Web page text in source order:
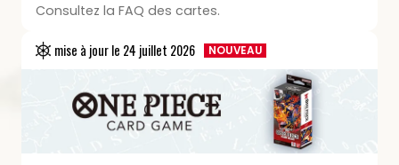
Consultez la FAQ des cartes.
mise à jour le 24 juillet 2026 NOUVEAU